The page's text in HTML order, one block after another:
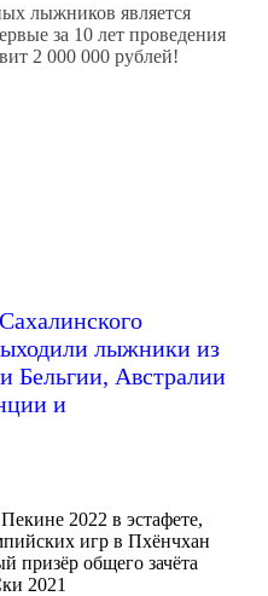
лыжников является
за 10 лет проведения
2 000 000 рублей!
лыжники из
Бельгии, Австралии
и
2022 в эстафете,
игр в Пхёнчхан
призёр общего зачёта
2021